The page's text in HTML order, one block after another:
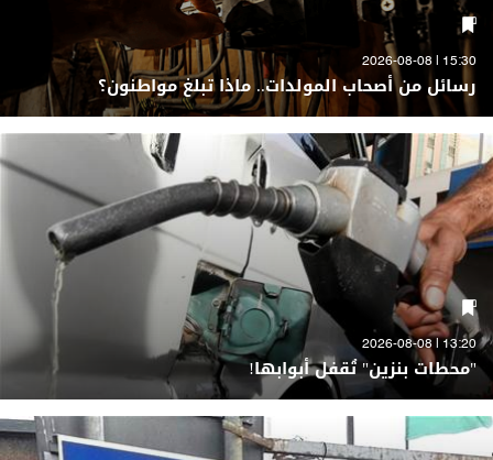
15:30 | 2026-08-08
رسائل من أصحاب المولدات.. ماذا تبلغ مواطنون؟
13:20 | 2026-08-08
"محطات بنزين" تُقفل أبوابها!